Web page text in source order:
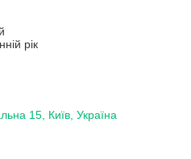
рік
15, Київ, Україна